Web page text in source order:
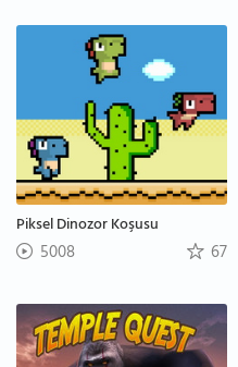
Piksel Dinozor Koşusu
5008 67